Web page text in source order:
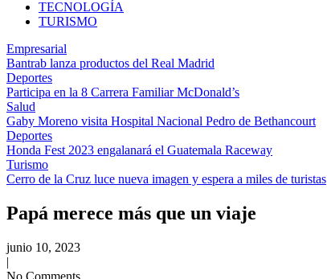
TECNOLOGÍA
TURISMO
Empresarial
Bantrab lanza productos del Real Madrid
Deportes
Participa en la 8 Carrera Familiar McDonald’s
Salud
Gaby Moreno visita Hospital Nacional Pedro de Bethancourt
Deportes
Honda Fest 2023 engalanará el Guatemala Raceway
Turismo
Cerro de la Cruz luce nueva imagen y espera a miles de turistas
Papá merece más que un viaje
junio 10, 2023
|
No Comments